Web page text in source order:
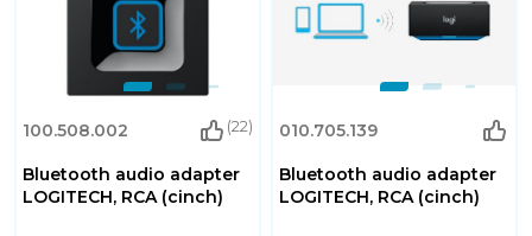
100.508.002 (22)
Bluetooth audio adapter
LOGITECH, RCA (cinch)
010.705.139
Bluetooth audio adapter
LOGITECH, RCA (cinch)